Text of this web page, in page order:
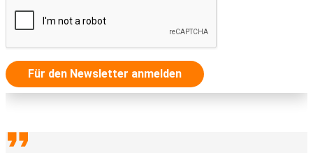
Für den Newsletter anmelden